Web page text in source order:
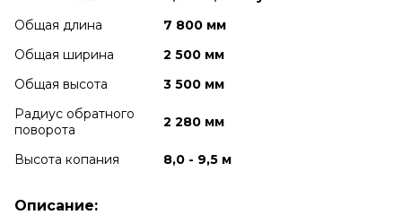
Общая длина
7 800 мм
Общая ширина
2 500 мм
Общая высота
3 500 мм
Радиус обратного
поворота
2 280 мм
Высота копания 8,0 - 9,5 м
Описание: